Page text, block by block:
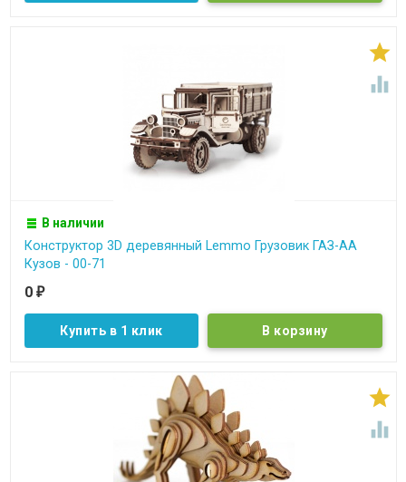


В наличии
Конструктор 3D деревянный Lemmo Грузовик ГАЗ-АА
Кузов - 00-71
0 ₽
Купить в 1 клик

